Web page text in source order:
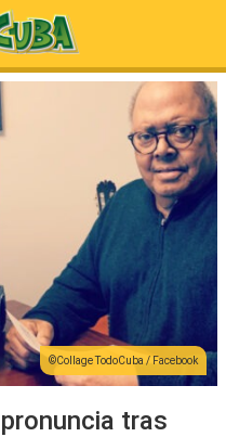
Collage TodoCuba / Facebook
tras